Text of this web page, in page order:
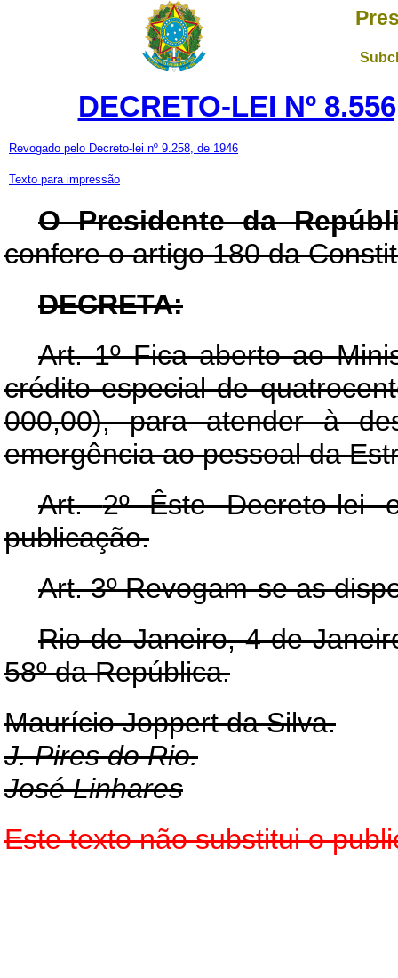
DECRETO-LEI Nº
Revogado pelo Decreto-lei nº 9.258, de 1946
Texto para impressão
O Presidente da
confere o artigo 180 da
DECRETA:
Art.1º Fica aberto ao
crédito especial de
000,00), para atender à
emergência ao pessoal da
Art.2º Êste Decreto-
publicação.
Art.3º Revogam-se as
Rio de Janeiro, 4 de
58º da República.
Maurício Joppert da Silva.
J. Pires do Rio.
José Linhares
Este texto não substitui o